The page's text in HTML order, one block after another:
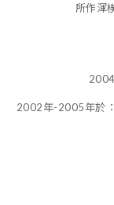
所作渾
2002年-2005年於